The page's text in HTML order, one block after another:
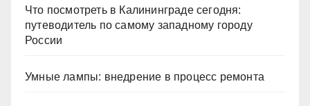
Что посмотреть в Калининграде сегодня:
путеводитель по самому западному городу
России
Умные лампы: внедрение в процесс ремонта